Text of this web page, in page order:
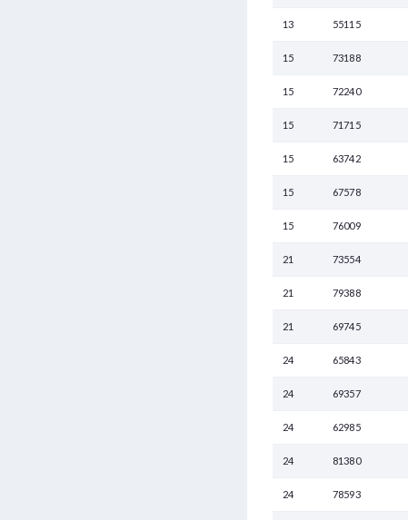
13 55115
15 73188
15 72240
15 71715
15 63742
15 67578
15 76009
21 73554
21 79388
21 69745
24 65843
24 69357
24 62985
24 81380
24 78593